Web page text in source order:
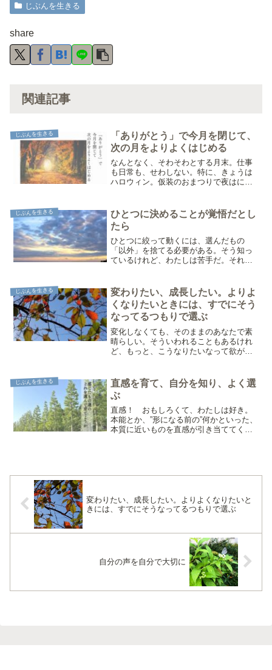
じぶんを生きる
share
関連記事
じぶんを生きる
「ありがとう」で今月を閉じて、
次の月をよりよくはじめる
なんとなく、そわそわとする月末。仕事
も日常も、せわしない。特に、きょうは
ハロウィン。仮装のおまつりで夜はにぎ
眠る前の15分くらい、自分のために時間
をとってみる。そして、...
じぶんを生きる
ひとつに決めることが覚悟だとし
たら
ひとつに絞って動くには、選んだもの
「以外」を捨てる必要がある。そう知っ
ているけれど、わたしは苦手だ。それで
たセミナー「カウンセラーが売り込まず
に月収３０万円を得る営業力...
じぶんを生きる
変わりたい、成長したい。よりよ
くなりたいときには、すでにそう
なってるつもりで選ぶ
変化しなくても、そのままのあなたで素
晴らしい。そういわれることもあるけれ
ど、もっと、こうなりたいなって欲があ
いい？どうすれば、変わって行ける？そ
んなときでも、まずは。自...
じぶんを生きる
直感を育て、自分を知り、よく選
ぶ
直感！ おもしろくて、わたしは好き。
本能とか、”形になる前の”何かといった、
本質に近いものを直感が引き当ててくれ
変わりたい、成長したい。よりよくなりたいと
きには、すでにそうなってるつもりで選ぶ
自分の声を自分で大切に